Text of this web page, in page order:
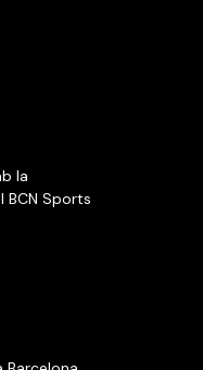
la
BCN Sports